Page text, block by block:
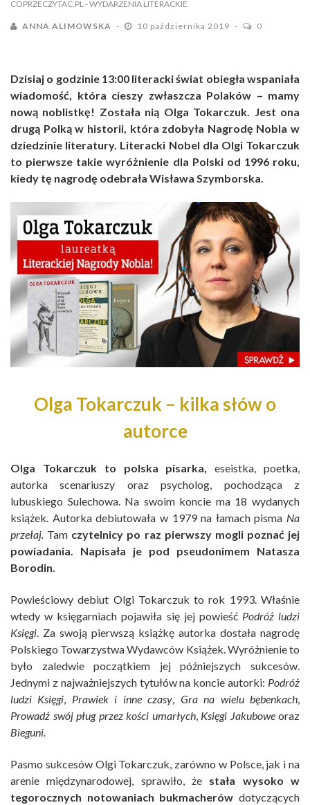
COPRZECZYTAC.PL - WYDARZENIA LITERACKIE
ANNA ALIMOWSKA 10 października 2019 0
Dzisiaj o godzinie 13:00 literacki świat obiegła wspaniała
wiadomość, która cieszy zwłaszcza Polaków – mamy
nową noblistkę! Została nią Olga Tokarczuk. Jest ona
drugą Polką w historii, która zdobyła Nagrodę Nobla w
dziedzinie literatury. Literacki Nobel dla Olgi Tokarczuk
to pierwsze takie wyróżnienie dla Polski od 1996 roku,
kiedy tę nagrodę odebrała Wisława Szymborska.
Olga Tokarczuk – kilka słów o
autorce
Olga Tokarczuk to polska pisarka, eseistka, poetka,
autorka scenariuszy oraz psycholog, pochodząca z
lubuskiego Sulechowa. Na swoim koncie ma 18 wydanych
książek. Autorka debiutowała w 1979 na łamach pisma Na
przełaj. Tam czytelnicy po raz pierwszy mogli poznać jej
powiadania. Napisała je pod pseudonimem Natasza
Borodin.
Powieściowy debiut Olgi Tokarczuk to rok 1993. Właśnie
wtedy w księgarniach pojawiła się jej powieść Podróż ludzi
Księgi. Za swoją pierwszą książkę autorka dostała nagrodę
Polskiego Towarzystwa Wydawców Książek. Wyróżnienie to
było zaledwie początkiem jej późniejszych sukcesów.
Jednymi z najważniejszych tytułów na koncie autorki: Podróż
ludzi Księgi, Prawiek i inne czasy, Gra na wielu bębenkach,
Prowadź swój pług przez kości umarłych, Księgi Jakuboweoraz
Bieguni.
Pasmo sukcesów Olgi Tokarczuk, zarówno w Polsce, jak i na
arenie międzynarodowej, sprawiło, że stała wysoko w
tegorocznych notowaniach bukmacherów dotyczących